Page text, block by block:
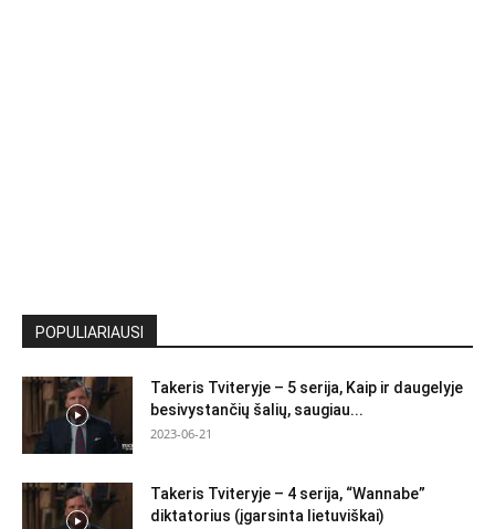
POPULIARIAUSI
Takeris Tviteryje – 5 serija, Kaip ir daugelyje
besivystančių šalių, saugiau...
2023-06-21
Takeris Tviteryje – 4 serija, “Wannabe”
diktatorius (įgarsinta lietuviškai)